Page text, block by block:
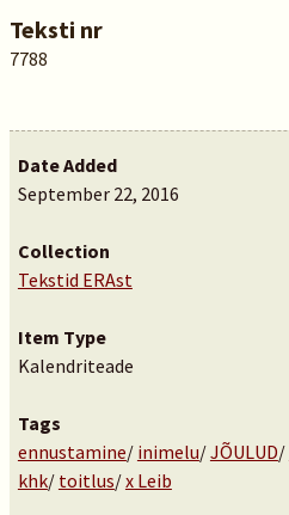
Teksti nr
7788
Date Added
September 22, 2016
Collection
Tekstid ERAst
Item Type
Kalendriteade
Tags
ennustamine/ inimelu/JÕULUD/
khk/ toitlus/x Leib